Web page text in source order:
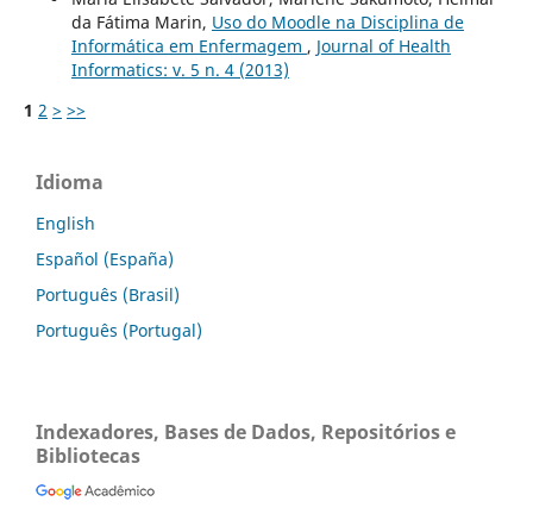
da Fátima Marin, Uso do Moodle na Disciplina de
Informática em Enfermagem , Journal of Health
Informatics: v. 5 n. 4 (2013)
1 2 > >>
Idioma
English
Español (España)
Português (Brasil)
Português (Portugal)
Indexadores, Bases de Dados, Repositórios e
Bibliotecas